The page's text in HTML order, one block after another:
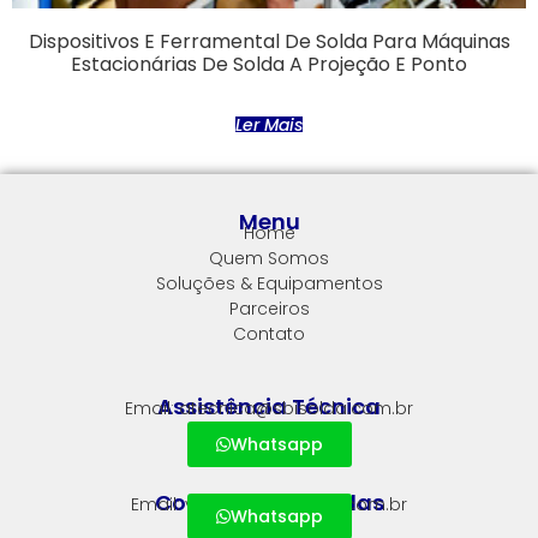
Dispositivos E Ferramental De Solda Para Máquinas
Estacionárias De Solda A Projeção E Ponto
Ler Mais
Menu
Home
Quem Somos
Soluções & Equipamentos
Parceiros
Contato
Assistência Técnica
Email: atecnica@sbisolda.com.br
Whatsapp
Comercial & Vendas
Email: vendas@sbisolda.com.br
Whatsapp